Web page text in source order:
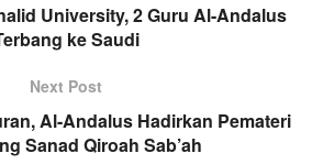
University, 2 Guru Al-Andalus
ke Saudi
Next Post
Al-Andalus Hadirkan Pemateri
Sanad Qiroah Sab’ah